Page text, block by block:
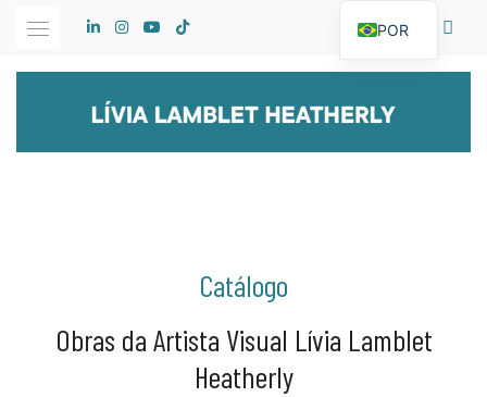
Catálogo
Obras da Artista Visual Lívia Lamblet
Heatherly
POR